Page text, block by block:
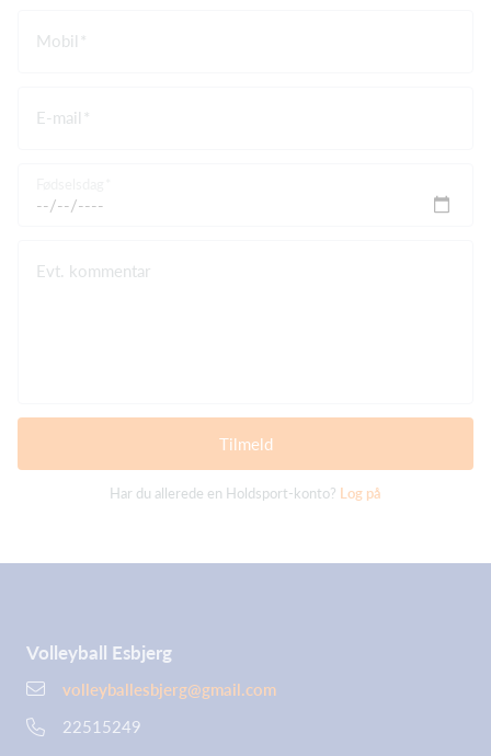
Mobil
E-mail
Evt. kommentar
Tilmeld
Har du allerede en Holdsport-konto? Log på
Volleyball Esbjerg
volleyballesbjerg@gmail.com
22515249